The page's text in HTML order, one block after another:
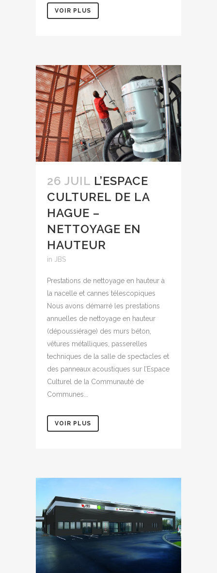
VOIR PLUS
26 JUIL L’ESPACE
CULTUREL DE LA
HAGUE –
NETTOYAGE EN
HAUTEUR
in JBS
Prestations de nettoyage en hauteur à
la nacelle et cannes télescopiques
Nous avons démarré les prestations
annuelles de nettoyage en hauteur
(dépoussiérage) des murs béton,
vêtures métalliques, passerelles
techniques de la salle de spectacles et
des panneaux acoustiques sur l’Espace
Culturel de la Communauté de
Communes...
VOIR PLUS